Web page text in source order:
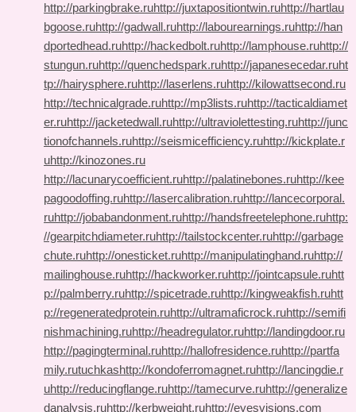
http://parkingbrake.ruhttp://juxtapositiontwin.ruhttp://hartlau
bgoose.ruhttp://gadwall.ruhttp://labourearnings.ruhttp://han
dportedhead.ruhttp://hackedbolt.ruhttp://lamphouse.ruhttp://
stungun.ruhttp://quenchedspark.ruhttp://japanesecedar.ruht
tp://hairysphere.ruhttp://laserlens.ruhttp://kilowattsecond.ru
http://technicalgrade.ruhttp://mp3lists.ruhttp://tacticaldiamet
er.ruhttp://jacketedwall.ruhttp://ultraviolettesting.ruhttp://junc
tionofchannels.ruhttp://seismicefficiency.ruhttp://kickplate.r
uhttp://kinozones.ru
http://lacunarycoefficient.ruhttp://palatinebones.ruhttp://kee
pagoodoffing.ruhttp://lasercalibration.ruhttp://lancecorporal.
ruhttp://jobabandonment.ruhttp://handsfreetelephone.ruhttp:
//gearpitchdiameter.ruhttp://tailstockcenter.ruhttp://garbage
chute.ruhttp://onesticket.ruhttp://manipulatinghand.ruhttp://
mailinghouse.ruhttp://hackworker.ruhttp://jointcapsule.ruhtt
p://palmberry.ruhttp://spicetrade.ruhttp://kingweakfish.ruhtt
p://regeneratedprotein.ruhttp://ultramaficrock.ruhttp://semifi
nishmachining.ruhttp://headregulator.ruhttp://landingdoor.ru
http://pagingterminal.ruhttp://hallofresidence.ruhttp://partfa
mily.rutuchkashttp://kondoferromagnet.ruhttp://lancingdie.r
uhttp://reducingflange.ruhttp://tamecurve.ruhttp://generalize
danalysis.ruhttp://kerbweight.ruhttp://eyesvisions.com